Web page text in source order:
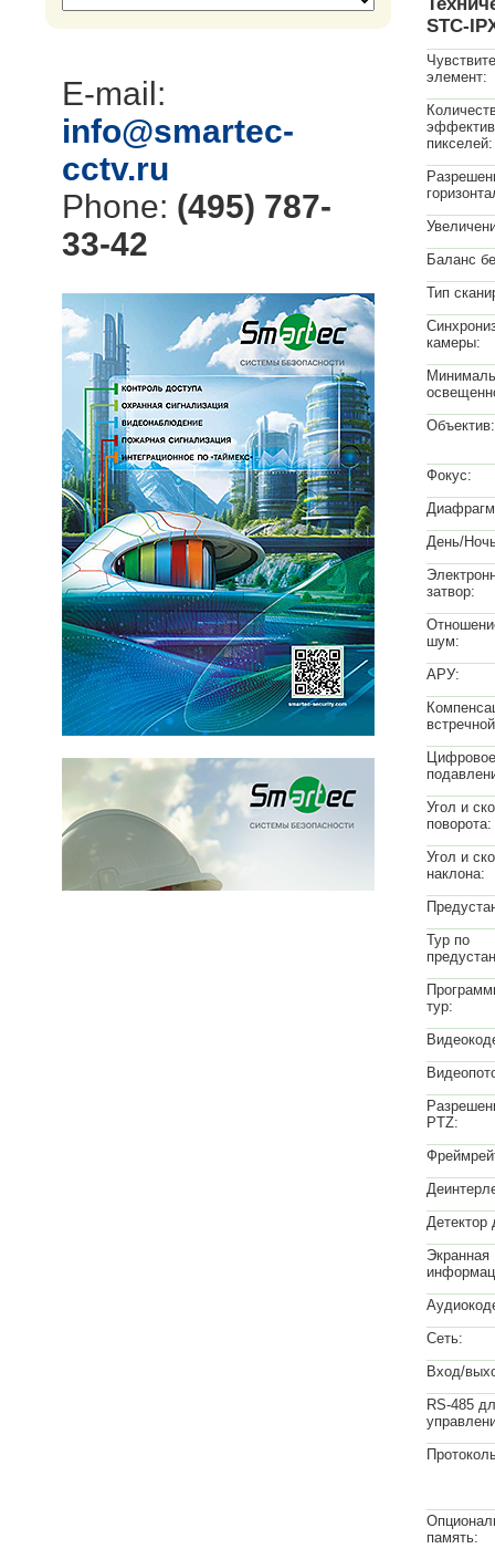
E-mail:
info@smartec-
cctv.ru
Phone: (495) 787-
33-42
STC-
элемент:
пикселей:
Баланс
Тип
камеры:
Объектив:
Фокус:
День/
затвор:
шум:
АРУ:
Цифровое
Угол и
поворота:
Угол и
наклона:
Тур по
тур:
PTZ:
Детектор
Экранная
Сеть:
Вход/
RS-485
память: